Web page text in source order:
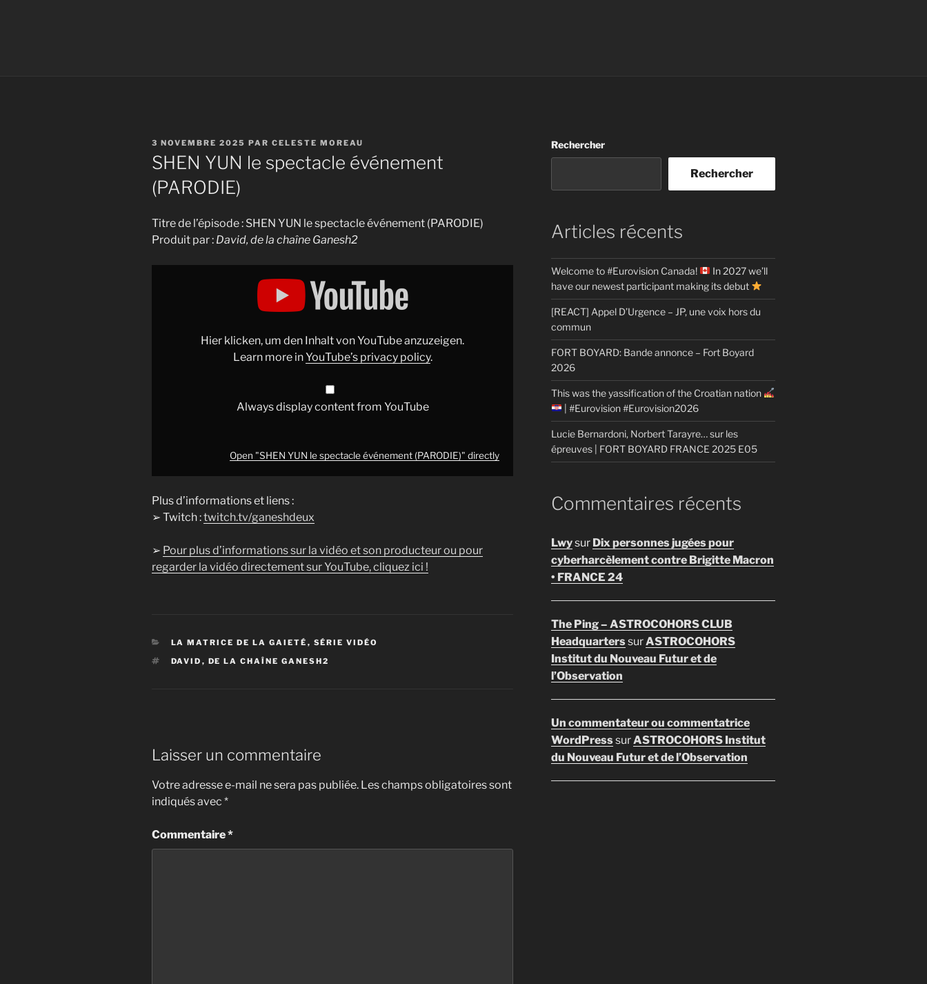
PUBLIÉ
LE
3 NOVEMBRE 2025 PAR CELESTE MOREAU
SHEN YUN le spectacle événement
(PARODIE)
Titre de l’épisode : SHEN YUN le spectacle événement (PARODIE)
Produit par : David, de la chaîne Ganesh2
spectacleHier klicken, um den Inhalt von YouTube anzuzeigen.
Learn more inYouTube’s privacy policy.
Always display content from YouTube
Open "SHEN YUN le spectacle événement (PARODIE)" directly
Plus d’informations et liens :
➢ Twitch :twitch.tv/ganeshdeux
➢ Pour plus d’informations sur la vidéo et son producteur ou pour
regarder la vidéo directement sur YouTube, cliquez ici !
CATÉGORIES
LA MATRICE DE LA GAIETÉ , SÉRIE VIDÉO
ÉTIQUETTES
DAVID , DE LA CHAÎNE GANESH2
Laisser un commentaire
Votre adresse e-mail ne sera pas publiée. Les champs obligatoires sont
indiqués avec *
Commentaire*
Rechercher
Rechercher
Articles récents
Welcome to #Eurovision Canada!
In 2027 we’ll
have our newest participant making its debut
[REACT] Appel D’Urgence – JP, une voix hors du
commun
FORT BOYARD: Bande annonce – Fort Boyard
2026
This was the yassification of the Croatian nation
| #Eurovision #Eurovision2026
Lucie Bernardoni, Norbert Tarayre… sur les
épreuves | FORT BOYARD FRANCE 2025 E05
Commentaires récents
Lwysur Dix personnes jugées pour
cyberharcèlement contre Brigitte Macron
• FRANCE 24
The Ping – ASTROCOHORS CLUB
HeadquarterssurASTROCOHORS
Institut du Nouveau Futur et de
l’Observation
Un commentateur ou commentatrice
WordPresssurASTROCOHORS Institut
du Nouveau Futur et de l’Observation